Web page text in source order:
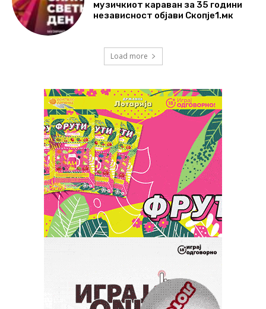
музичкиот караван за 35 години
независност објави Скопје1.мк
Load more